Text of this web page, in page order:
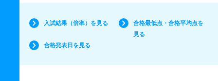
入試結果（倍率）を見る
合格最低点・合格平均点を
見る
合格発表日を見る